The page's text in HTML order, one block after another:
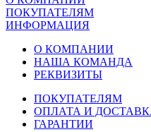
ПОКУПАТЕЛЯМ
ИНФОРМАЦИЯ
О КОМПАНИИ
НАША КОМАНДА
РЕКВИЗИТЫ
ПОКУПАТЕЛЯМ
ОПЛАТА И
ГАРАНТИИ